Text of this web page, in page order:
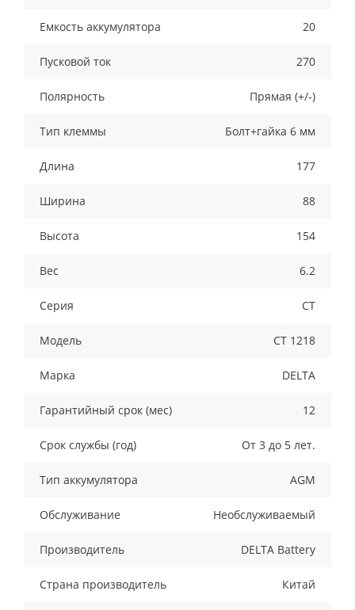
Емкость аккумулятора 20
Пусковой ток 270
Полярность Прямая (+/-)
Тип клеммы Болт+гайка 6 мм
Длина 177
Ширина 88
Высота 154
Вес 6.2
Серия CT
Модель СТ 1218
Марка DELTA
Гарантийный срок (мес) 12
Срок службы (год) От 3 до 5 лет.
Тип аккумулятора AGM
Обслуживание Необслуживаемый
Производитель DELTA Battery
Страна производитель Китай